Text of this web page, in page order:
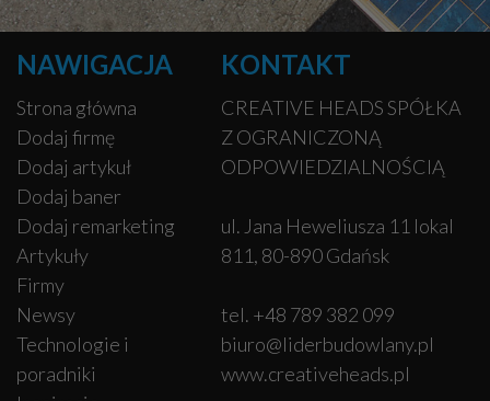
NAWIGACJA
Strona główna
Dodaj firmę
Dodaj artykuł
Dodaj baner
Dodaj remarketing
Artykuły
Firmy
Newsy
Technologie i
poradniki
KONTAKT
CREATIVE HEADS SPÓŁKA
Z OGRANICZONĄ
ODPOWIEDZIALNOŚCIĄ
ul. Jana Heweliusza 11 lokal
811, 80-890 Gdańsk
tel. +48 789 382 099
biuro@liderbudowlany.pl
www.creativeheads.pl